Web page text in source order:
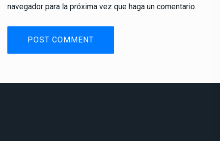
navegador para la próxima vez que haga un comentario.